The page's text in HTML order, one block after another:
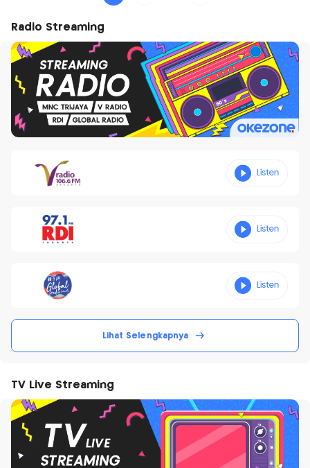
Radio Streaming
Lihat Selengkapnya
TV Live Streaming